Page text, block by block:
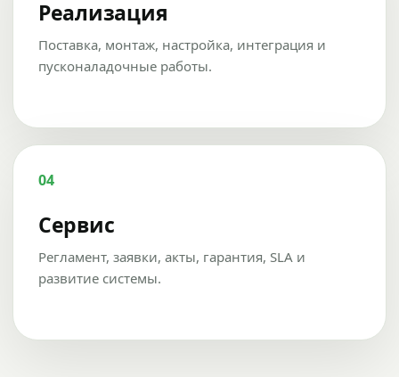
Реализация
Поставка, монтаж, настройка, интеграция и
пусконаладочные работы.
04
Сервис
Регламент, заявки, акты, гарантия, SLA и
развитие системы.